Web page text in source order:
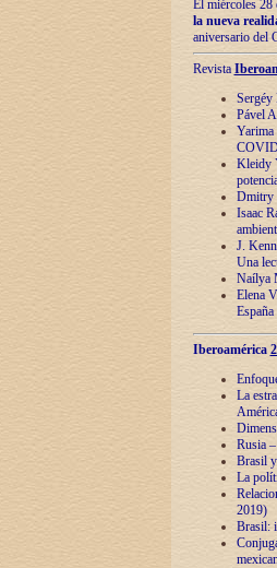
El miércoles 28
la nueva
aniversario del
Revista
Sergéy
Pável
Yarima
Kleidy
Dmitry
Isaac
J.
Una
Naílya
Elena
España
Iberoamérica
La
Rusia
Brasil
La
2019)
Brasil: